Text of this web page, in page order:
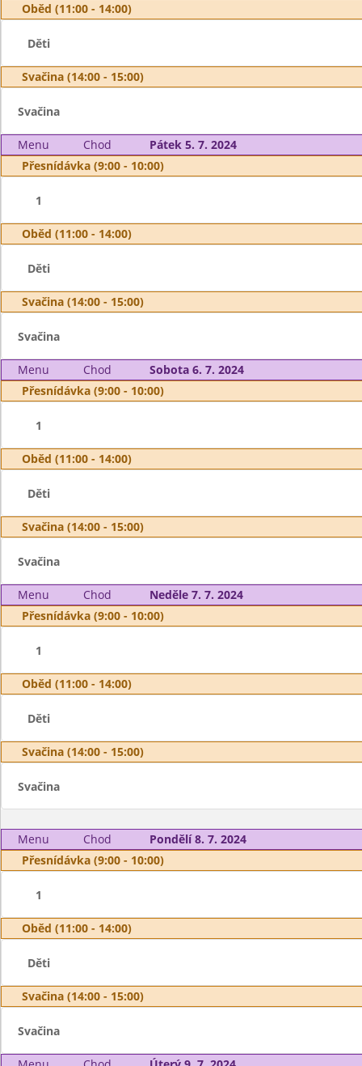
Oběd (11:00 - 14:00)
Děti
Svačina (14:00 - 15:00)
Svačina
Menu Chod
Pátek 5. 7. 2024
Přesnídávka (9:00 - 10:00)
1
Oběd (11:00 - 14:00)
Děti
Svačina (14:00 - 15:00)
Svačina
Menu Chod
Sobota 6. 7. 2024
Přesnídávka (9:00 - 10:00)
1
Oběd (11:00 - 14:00)
Děti
Svačina (14:00 - 15:00)
Svačina
Menu Chod
Neděle 7. 7. 2024
Přesnídávka (9:00 - 10:00)
1
Oběd (11:00 - 14:00)
Děti
Svačina (14:00 - 15:00)
Svačina
Menu Chod
Pondělí 8. 7. 2024
Přesnídávka (9:00 - 10:00)
1
Oběd (11:00 - 14:00)
Děti
Svačina (14:00 - 15:00)
Svačina